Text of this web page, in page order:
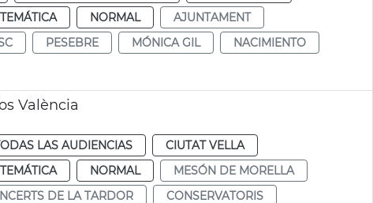
NORMAL
AJUNTAMENT
PESEBRE MÓNICA GIL
NACIMIENTO
València
LAS AUDIENCIAS
CIUTAT VELLA
NORMAL
MESÓN DE MORELLA
DE LA TARDOR
CONSERVATORIS